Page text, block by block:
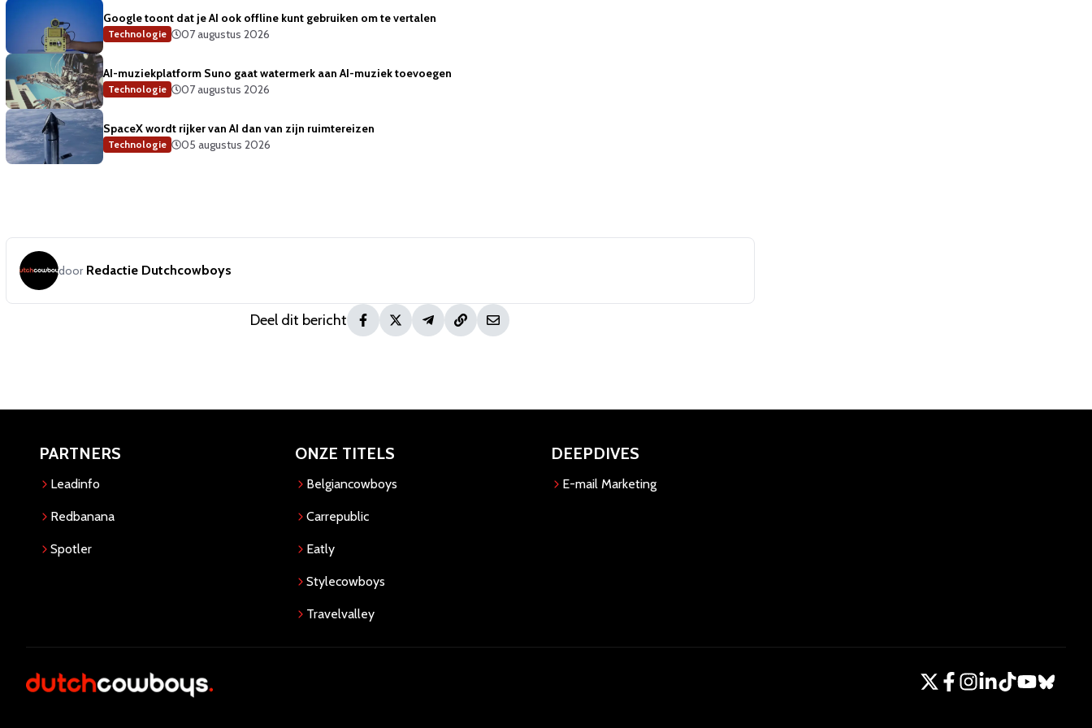
Google toont dat je AI ook offline kunt gebruiken om te vertalen
Technologie 07 augustus 2026
AI-muziekplatform Suno gaat watermerk aan AI-muziek toevoegen
Technologie 07 augustus 2026
SpaceX wordt rijker van AI dan van zijn ruimtereizen
Technologie 05 augustus 2026
door Redactie Dutchcowboys
Deel dit bericht
PARTNERS
Leadinfo
Redbanana
Spotler
ONZE TITELS
Belgiancowboys
Carrepublic
Eatly
Stylecowboys
Travelvalley
DEEPDIVES
E-mail Marketing